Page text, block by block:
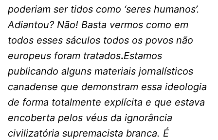
poderiam ser tidos como ‘seres humanos’.
Adiantou? Não! Basta vermos como em
todos esses sáculos todos os povos não
europeus foram tratados.Estamos
publicando alguns materiais jornalísticos
canadense que demonstram essa ideologia
de forma totalmente explícita e que estava
encoberta pelos véus da ignorância
civilizatória supremacista branca. É